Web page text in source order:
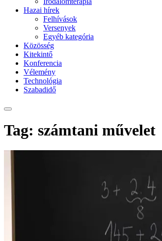
Hazai hírek
Felhívások
Versenyek
Egyéb kategória
Közösség
Kitekintő
Konferencia
Vélemény
Technológia
Szabadidő
Tag: számtani művelet